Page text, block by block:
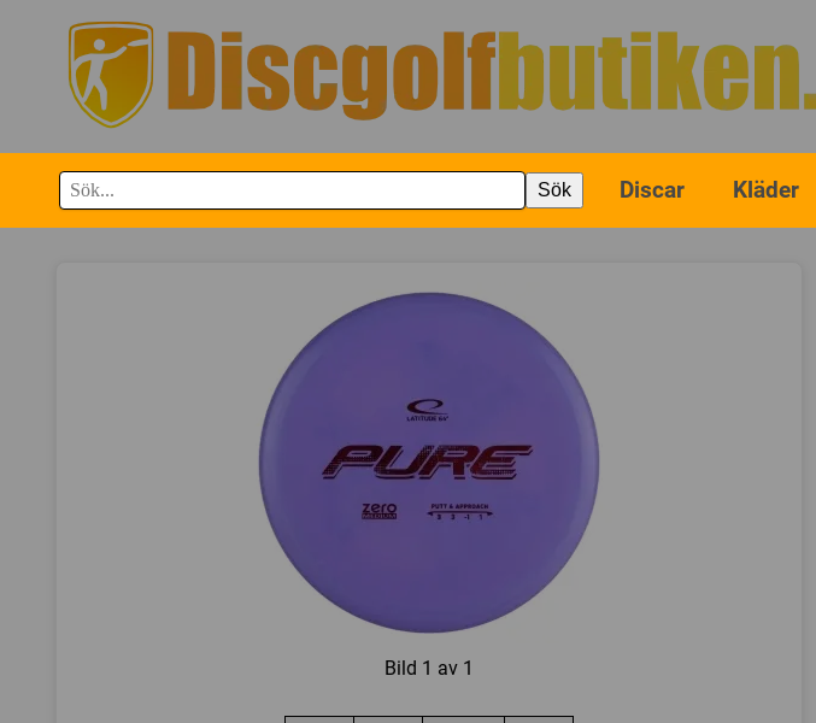
Sök Discar Kläder
Bild 1 av 1